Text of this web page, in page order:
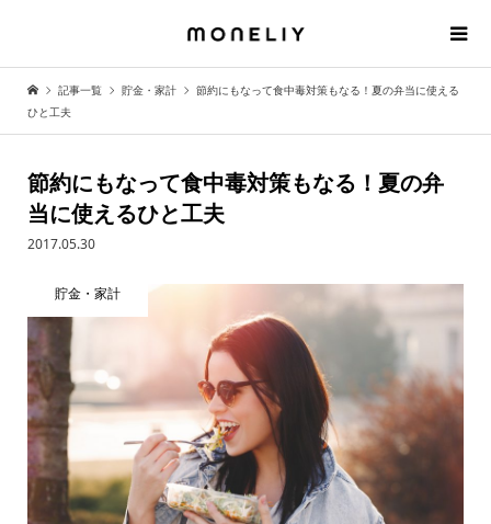
記事一覧 貯金・家計
節約にもなって食中毒対策もなる！夏の弁当に使える
ひと工夫
節約にもなって食中毒対策もなる！夏の弁
当に使えるひと工夫
2017.05.30
貯金・家計